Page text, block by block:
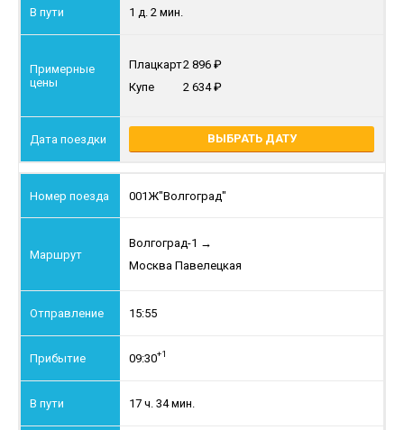
1 д. 2 мин.
Плацкарт2 896
Купе
2 634
ВЫБРАТЬ ДАТУ
001Ж"Волгоград"
Волгоград-1 →
Москва Павелецкая
15:55
09:30+1
17 ч. 34 мин.